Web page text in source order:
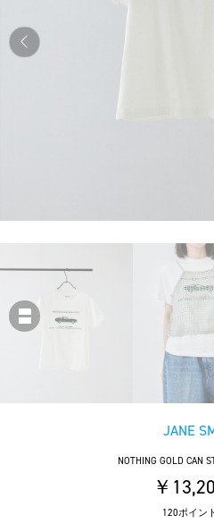
JANE
NOTHING GOLD CAN
￥
120ポイン